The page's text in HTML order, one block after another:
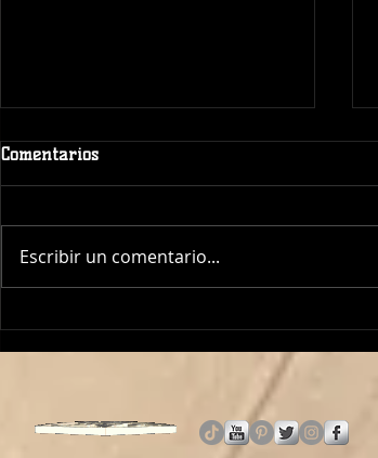
Comentarios
Escribir un comentario...